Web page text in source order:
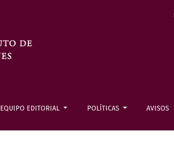
EQUIPO EDITORIAL POLÍTICAS AVISOS